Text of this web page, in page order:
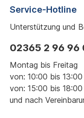
Service-Hotline
Unterstützung und
02365 2 96 96
Montag bis Freitag
von: 10:00 bis
von: 15:00 bis
und nach